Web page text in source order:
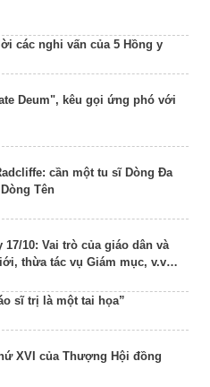
các nghi vấn của 5 Hồng y
Deum", kêu gọi ứng phó với
cần một tu sĩ Dòng Đa
Tên
10: Vai trò của giáo dân và
thừa tác vụ Giám mục, v.v…
sĩ trị là một tai họa”
XVI của Thượng Hội đồng